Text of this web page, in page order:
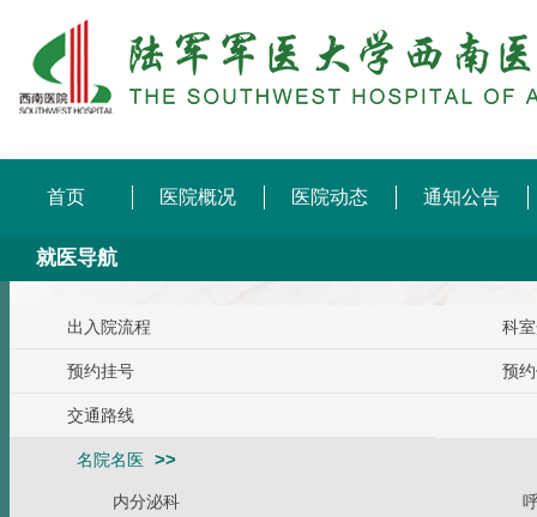
首页 医院概况 医院动态 通知公告
就医导航
出入院流程 科
预约挂号 预
交通路线
名院名医
内分泌科